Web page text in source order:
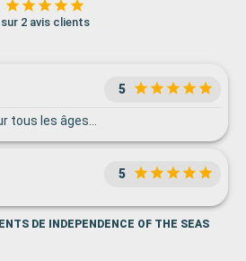
sur 2 avis clients
5
tous les âges…
5
DE INDEPENDENCE OF THE SEAS